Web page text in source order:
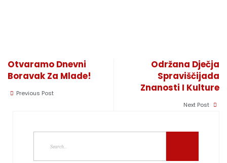
Otvaramo Dnevni
Boravak Za Mlade!
Previous Post
Održana Dječja
Spraviščijada
Znanosti I Kulture
Next Post